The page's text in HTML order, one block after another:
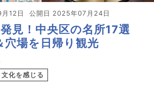
12日 公開日 2025年07月24日
見！中央区の名所17選
穴場を日帰り観光
化を感じる